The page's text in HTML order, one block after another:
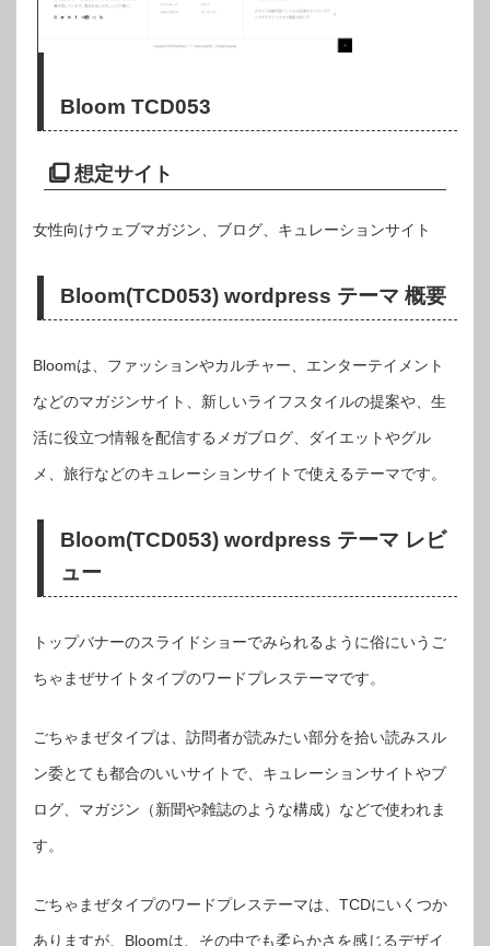
Bloom TCD053
想定サイト
女性向けウェブマガジン、ブログ、キュレーションサイト
Bloom(TCD053) wordpress テーマ 概要
Bloomは、ファッションやカルチャー、エンターテイメント
などのマガジンサイト、新しいライフスタイルの提案や、生
活に役立つ情報を配信するメガブログ、ダイエットやグル
メ、旅行などのキュレーションサイトで使えるテーマです。
Bloom(TCD053) wordpress テーマ レビ
ュー
トップバナーのスライドショーでみられるように俗にいうご
ちゃまぜサイトタイプのワードプレステーマです。
ごちゃまぜタイプは、訪問者が読みたい部分を拾い読みスル
ン委とても都合のいいサイトで、キュレーションサイトやブ
ログ、マガジン（新聞や雑誌のような構成）などで使われま
す。
ごちゃまぜタイプのワードプレステーマは、TCDにいくつか
ありますが、Bloomは、その中でも柔らかさを感じるデザイ